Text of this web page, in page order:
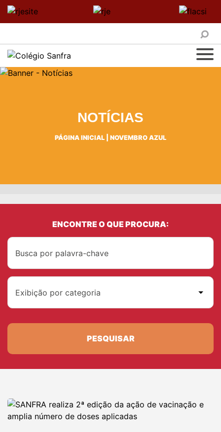
NOTÍCIAS
PÁGINA INICIAL NOVEMBRO AZUL
ENCONTRE O QUE PROCURA:
Exibição por categoria
PESQUISAR